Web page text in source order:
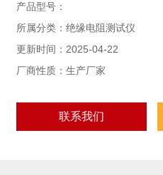
产品型号：
所属分类：绝缘电阻测试仪
更新时间：2025-04-22
厂商性质：生产厂家
联系我们